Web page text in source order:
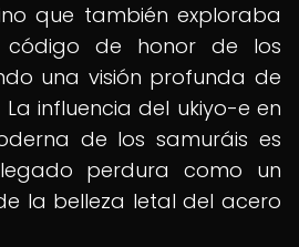
que también exploraba
de honor de los
una visión profunda de
influencia del ukiyo-e en
de los samuráis es
perdura como un
la belleza letal del acero